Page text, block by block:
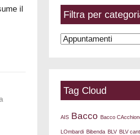
il
Filtra per
Filtra
Tag Cloud
AIS Bacco Bacco
LOmbardi Bibenda BLV BLV